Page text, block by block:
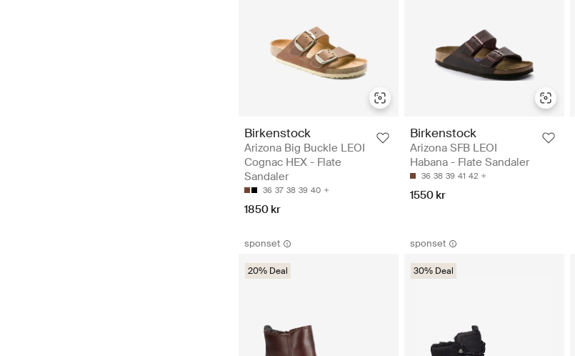
Birkenstock
Arizona Big Buckle LEOI
Cognac HEX - Flate
Sandaler
36 37 38 39 40
1850 kr
Birkenstock
Arizona SFB LEOI
Habana - Flate Sandaler
36 38 39 41 42
1550 kr
sponset
20% Deal
sponset
30% Deal